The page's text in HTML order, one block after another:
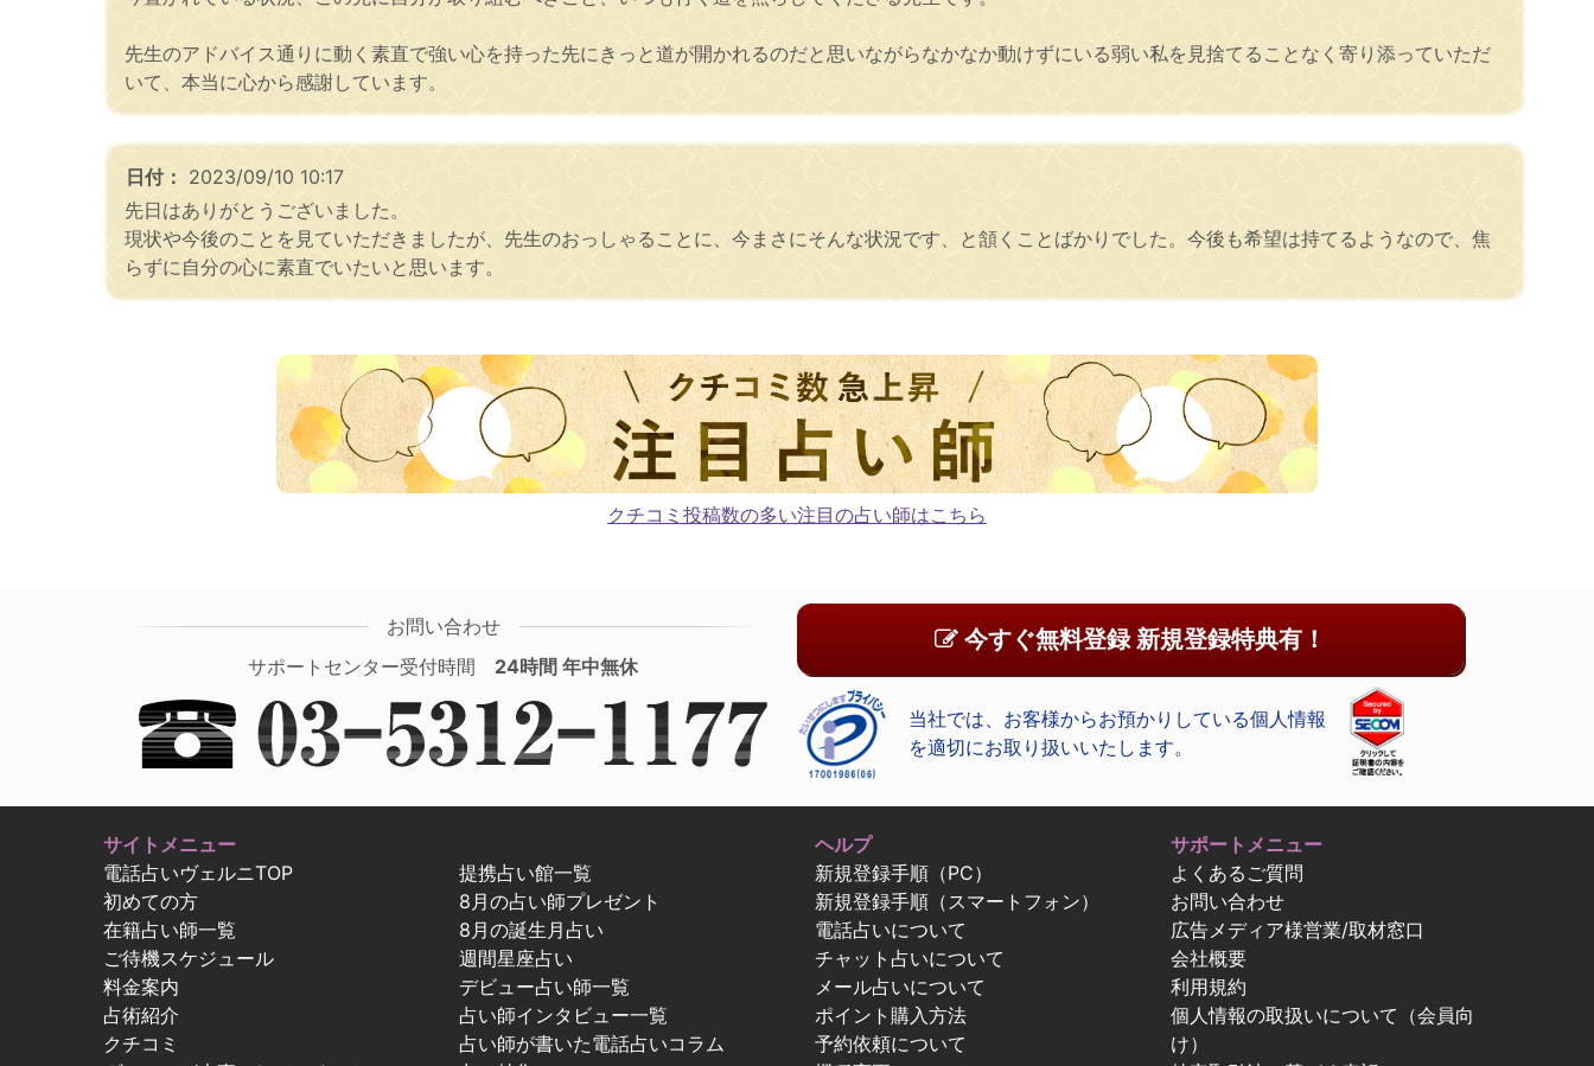
先生のアドバイス通りに動く素直で強い心を持った先にきっと道が開かれるのだと思いながらなかなか動けずにいる弱い私を見捨てることなく寄り添っていただ
いて、本当に心から感謝しています。
日付： 2023/09/10 10:17
先日はありがとうございました。
現状や今後のことを見ていただきましたが、先生のおっしゃることに、今まさにそんな状況です、と頷くことばかりでした。今後も希望は持てるようなので、焦
らずに自分の心に素直でいたいと思います。
クチコミ投稿数の多い注目の占い師はこちら
お問い合わせ
サポートセンター受付時間 24時間 年中無休
今すぐ無料登録 新規登録特典有！
当社では、お客様からお預かりしている個人情報
を適切にお取り扱いいたします。
サイトメニュー
電話占いヴェルニTOP
初めての方
在籍占い師一覧
ご待機スケジュール
料金案内
占術紹介
クチコミ
提携占い館一覧
8月の占い師プレゼント
8月の誕生月占い
週間星座占い
デビュー占い師一覧
占い師インタビュー一覧
占い師が書いた電話占いコラム
ヘルプ
新規登録手順（PC）
新規登録手順（スマートフォン）
電話占いについて
チャット占いについて
メール占いについて
ポイント購入方法
予約依頼について
サポートメニュー
よくあるご質問
お問い合わせ
広告メディア様営業/取材窓口
会社概要
利用規約
個人情報の取扱いについて（会員向
け）